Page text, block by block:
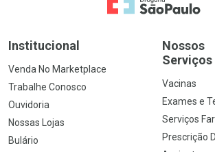
Institucional
Venda No Marketplace
Trabalhe Conosco
Ouvidoria
Nossas Lojas
Bulário
Nossos
Serviços
Vacinas
Exames e
Serviços
Prescrição